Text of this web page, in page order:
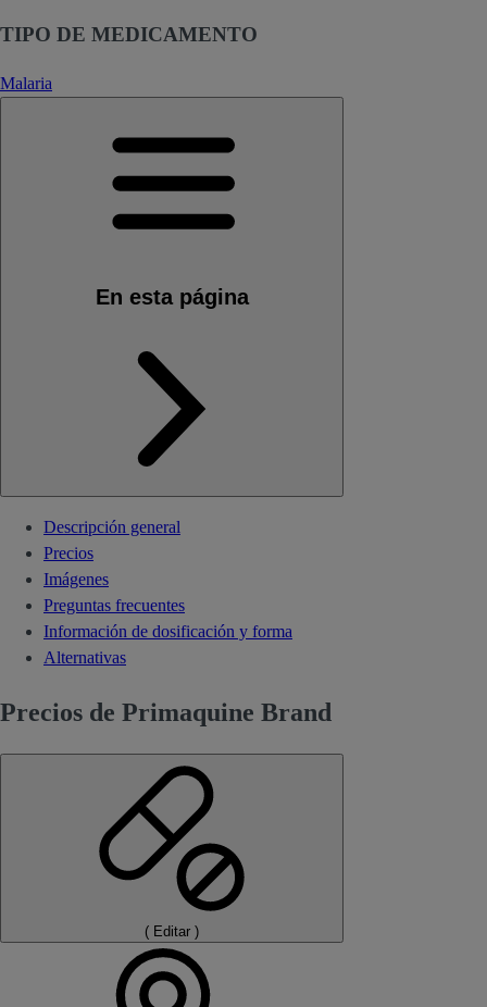
TIPO DE MEDICAMENTO
Malaria
En esta página
Descripción general
Precios
Imágenes
Preguntas frecuentes
Información de dosificación y forma
Alternativas
Precios de Primaquine Brand
( Editar )